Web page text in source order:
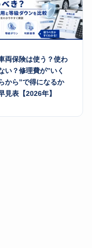
両保険は使う？使わ
い？修理費が”いく
から”で得になるか
見表【2026年】